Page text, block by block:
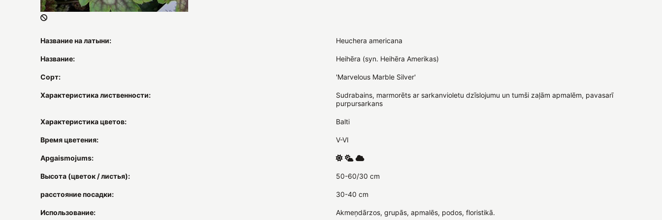
Название на латыни: Heuchera americana
Название: Heihēra (syn. Heihēra Amerikas)
Сорт: 'Marvelous Marble Silver'
Характеристика лиственности:
Sudrabains, marmorēts ar sarkanvioletu dzīslojumu un tumši zaļām apmalēm, pavasarī
purpursarkans
Характеристика цветов: Balti
Время цветения: V-VI
Apgaismojums:
Высота (цветок / листья): 50-60/30 cm
расстояние посадки: 30-40 cm
Использование: Akmeņdārzos, grupās, apmalēs, podos, floristikā.